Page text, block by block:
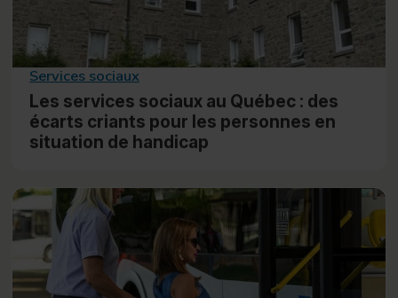
Services sociaux
Les services sociaux au Québec : des
écarts criants pour les personnes en
situation de handicap